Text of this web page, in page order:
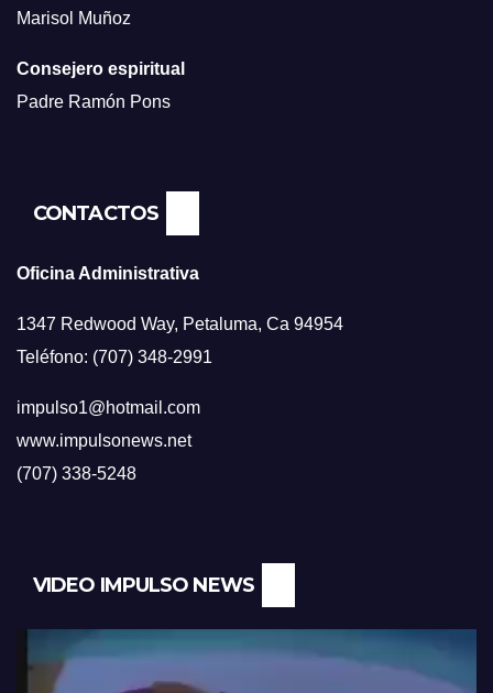
Marisol Muñoz
Consejero espiritual
Padre Ramón Pons
CONTACTOS
Oficina Administrativa
1347 Redwood Way, Petaluma, Ca 94954
Teléfono: (707) 348-2991
impulso1@hotmail.com
www.impulsonews.net
(707) 338-5248
VIDEO IMPULSO NEWS
Reproductor